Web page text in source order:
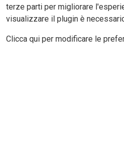
terze parti per migliorare
visualizzare il plugin è
Clicca qui per modificare le